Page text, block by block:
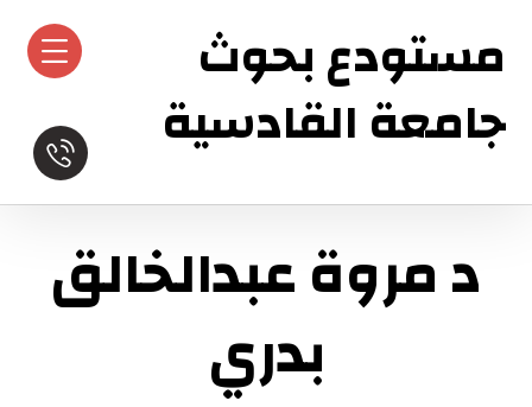
مستودع بحوث
جامعة القادسية
د مروة عبدالخالق
بدري